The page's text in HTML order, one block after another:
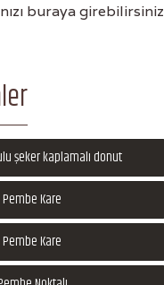
buraya girebilirsiniz
şeker kaplamalı donut
Pembe Kare
Pembe Kare